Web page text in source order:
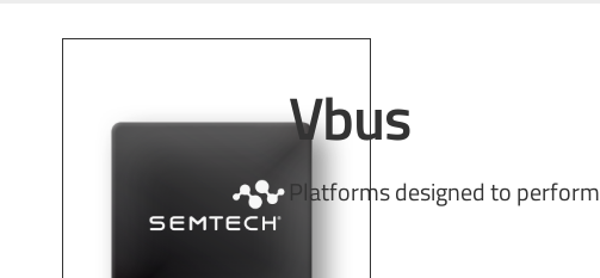
Vbus
Platforms designed to perform